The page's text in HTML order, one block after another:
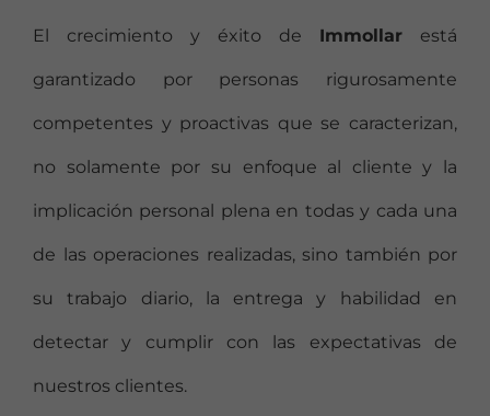
El crecimiento y éxito de Immollar está
garantizado por personas rigurosamente
competentes y proactivas que se caracterizan,
no solamente por su enfoque al cliente y la
implicación personal plena en todas y cada una
de las operaciones realizadas, sino también por
su trabajo diario, la entrega y habilidad en
detectar y cumplir con las expectativas de
nuestros clientes.